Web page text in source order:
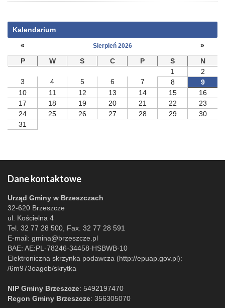
Kalendarium
«
Sierpień 2026
»
P
W S C P S
N
1
2
3
4 5 6 7 8
9
10
11 12 13 14 15
16
17
18 19 20 21 22
23
24
25 26 27 28 29
30
31
Dane kontaktowe
Urząd Gminy w Brzeszczach
32-620 Brzeszcze
ul. Kościelna 4
Tel. 32 77 28 500, Fax. 32 77 28 591
E-mail: gmina@brzeszcze.pl
BAE: AE:PL-78246-34458-HSBWB-10
Elektroniczna skrzynka podawcza (http://epuap.gov.pl):
/6m973oagob/skrytka
NIP Gminy Brzeszcze: 5492197470
Regon Gminy Brzeszcze: 356305070